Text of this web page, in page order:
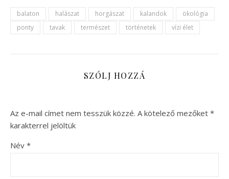
balaton halászat horgászat kalandok
ökológia
ponty
tavak természet történetek vízi élet
SZÓLJ HOZZÁ
Az e-mail címet nem tesszük közzé. A kötelező mezőket *
karakterrel jelöltük
Név *